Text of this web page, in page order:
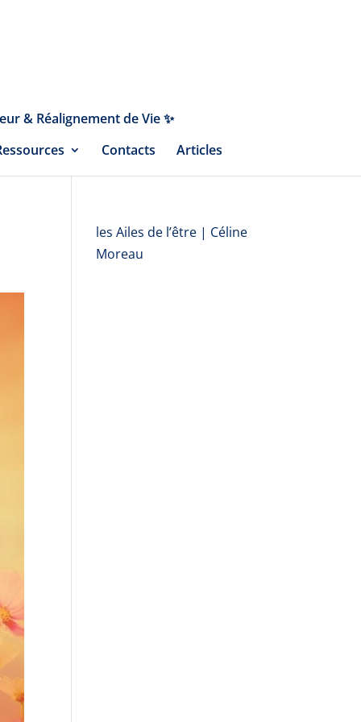
& Réalignement de Vie ✨
Contacts Articles
les Ailes de l’être | Céline
Moreau